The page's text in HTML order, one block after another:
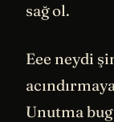
sağ ol.
Eee neydi
Unutma